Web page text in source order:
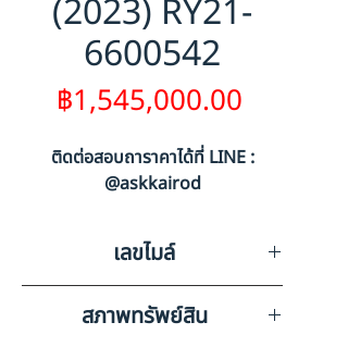
(2023) RY21-
6600542
฿1,545,000.00
ติดต่อสอบถาราคาได้ที่ LINE :
@askkairod
เลขไมล์
18710
สภาพทรัพย์สิน